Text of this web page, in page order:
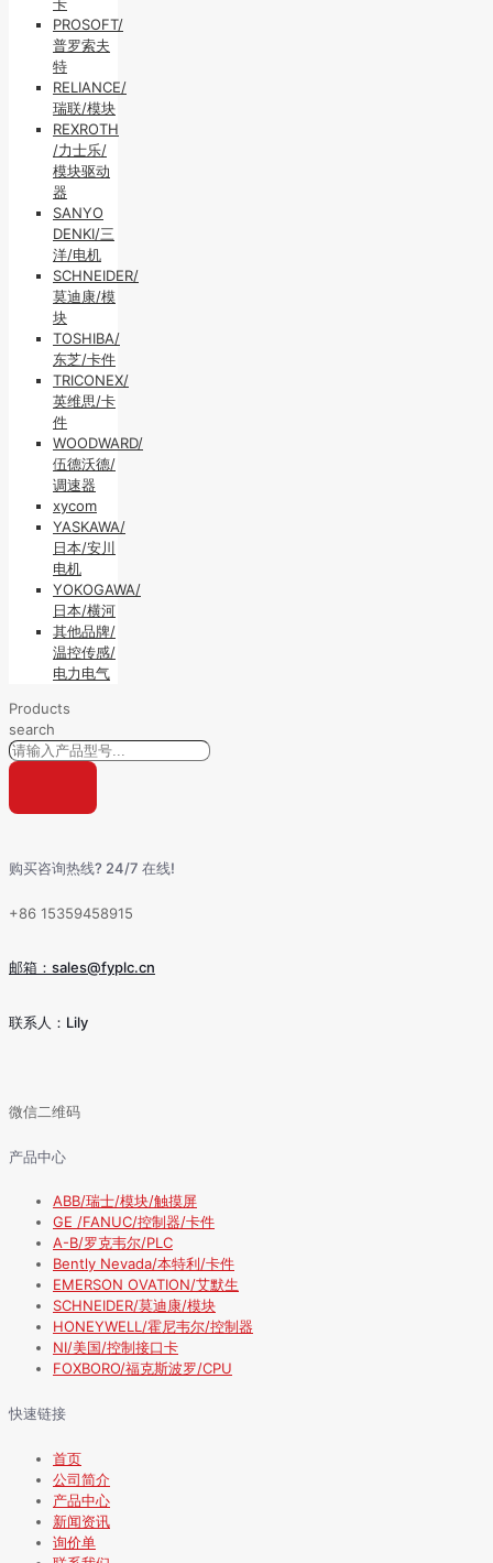
PROSOFT/
普罗索夫
特
RELIANCE/
瑞联/模块
REXROTH
/力士乐/
模块驱动
器
SANYO
DENKI/三
洋/电机
SCHNEIDER/
莫迪康/模
块
TOSHIBA/
东芝/卡件
TRICONEX/
英维思/卡
件
WOODWARD/
伍德沃德/
调速器
xycom
YASKAWA/
日本/安川
电机
YOKOGAWA/
日本/横河
其他品牌/
温控传感/
电力电气
Products
search
购买咨询热线? 24/7 在线!
+86 15359458915
邮箱：sales@fyplc.cn
联系人：Lily
微信二维码
产品中心
ABB/瑞士/模块/触摸屏
GE /FANUC/控制器/卡件
A-B/罗克韦尔/PLC
Bently Nevada/本特利/卡件
EMERSON OVATION/艾默生
SCHNEIDER/莫迪康/模块
HONEYWELL/霍尼韦尔/控制器
NI/美国/控制接口卡
FOXBORO/福克斯波罗/CPU
快速链接
首页
公司简介
产品中心
新闻资讯
询价单